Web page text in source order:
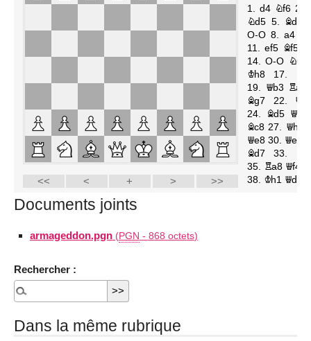
Documents joints
armageddon.pgn (PGN - 868 octets)
Rechercher :
Dans la même rubrique